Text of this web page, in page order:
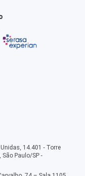
14.401 - Torre
Paulo/SP -